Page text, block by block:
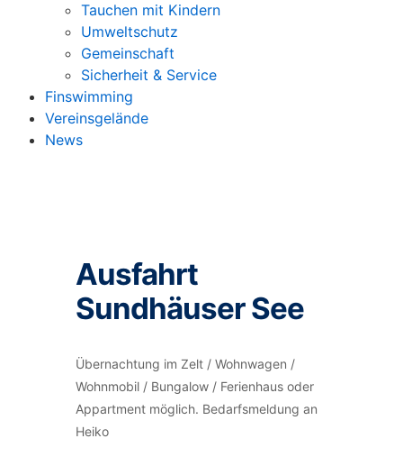
Tauchen mit Kindern
Umweltschutz
Gemeinschaft
Sicherheit & Service
Finswimming
Vereinsgelände
News
Ausfahrt
Sundhäuser See
Übernachtung im Zelt / Wohnwagen /
Wohnmobil / Bungalow / Ferienhaus oder
Appartment möglich. Bedarfsmeldung an
Heiko